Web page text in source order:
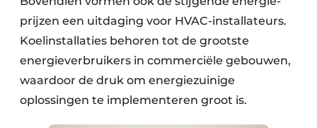
prijzen een uitdaging voor HVAC-installateurs.
Koel­installaties behoren tot de grootste
energie­verbruikers in commerciële gebouwen,
waardoor de druk om energiezuinige
oplossingen te implementeren groot is.